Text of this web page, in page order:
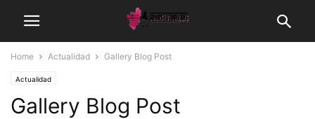
Home Actualidad Gallery Blog Post
Actualidad
Gallery Blog Post